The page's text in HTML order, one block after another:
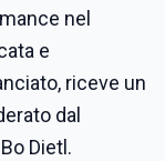
nel
e
riceve un
dal
Dietl.